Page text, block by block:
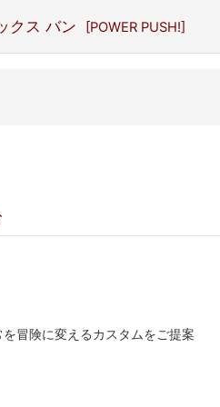
クス バン [POWER PUSH!]
を冒険に変えるカスタムをご提案